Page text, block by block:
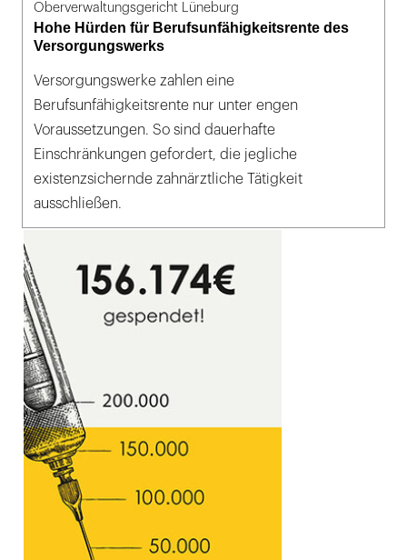
Oberverwaltungsgericht Lüneburg
Hohe Hürden für Berufsunfähigkeitsrente des
Versorgungswerks
Versorgungswerke zahlen eine
Berufsunfähigkeitsrente nur unter engen
Voraussetzungen. So sind dauerhafte
Einschränkungen gefordert, die jegliche
existenzsichernde zahnärztliche Tätigkeit
ausschließen.